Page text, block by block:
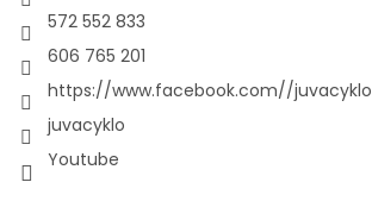
572 552 833
606 765 201
https://www.facebook.com//juvacyklo
juvacyklo
Youtube